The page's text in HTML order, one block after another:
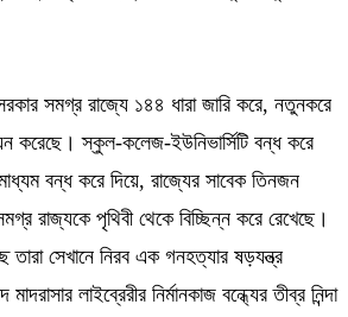
সমগ্র রাজ্যে ১৪৪ ধারা জারি করে, নতুনকরে
করেছে। স্কুল-কলেজ-ইউনিভার্সিটি বন্ধ করে
বন্ধ করে দিয়ে, রাজ্যের সাবেক তিনজন
রাজ্যকে পৃথিবী থেকে বিচ্ছিন্ন করে রেখেছে।
সেখানে নিরব এক গনহত্যার ষড়যন্ত্র
লাইব্রেরীর নির্মানকাজ বন্ধ্যের তীব্র নিন্দা